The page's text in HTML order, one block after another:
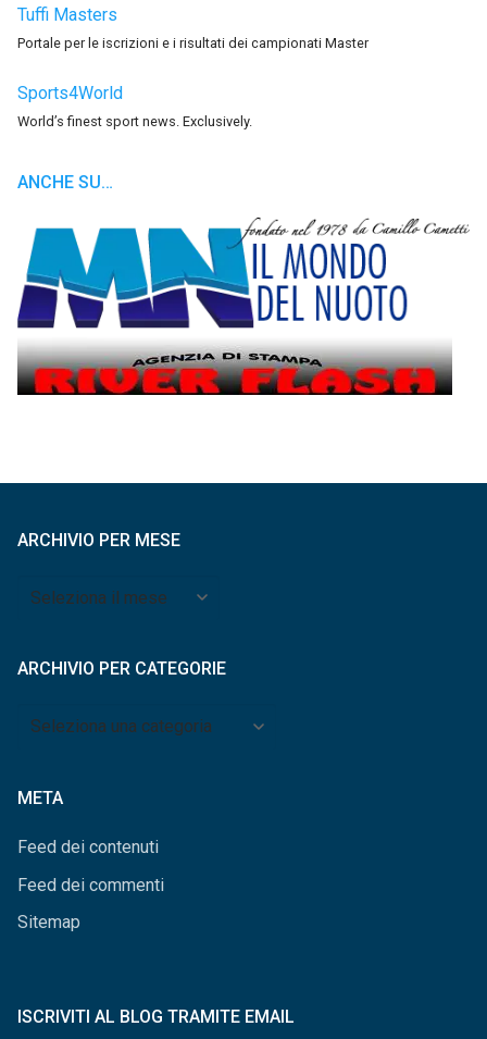
Tuffi Masters
Portale per le iscrizioni e i risultati dei campionati Master
Sports4World
World’s finest sport news. Exclusively.
ANCHE SU…
ARCHIVIO PER MESE
Archivio
ARCHIVIO PER CATEGORIE
Archivio
META
Feed dei contenuti
Feed dei commenti
Sitemap
ISCRIVITI AL BLOG TRAMITE EMAIL